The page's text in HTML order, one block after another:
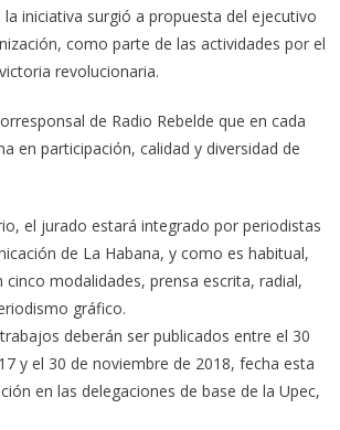
iniciativa surgió a propuesta del ejecutivo
como parte de las actividades por el
revolucionaria.
de Radio Rebelde que en cada
en participación, calidad y diversidad de
el jurado estará integrado por periodistas
de La Habana, y como es habitual,
modalidades, prensa escrita, radial,
gráfico.
deberán ser publicados entre el 30
y el 30 de noviembre de 2018, fecha esta
en las delegaciones de base de la Upec,